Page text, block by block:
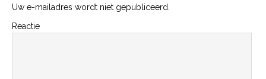
Uw e-mailadres wordt niet gepubliceerd.
Reactie